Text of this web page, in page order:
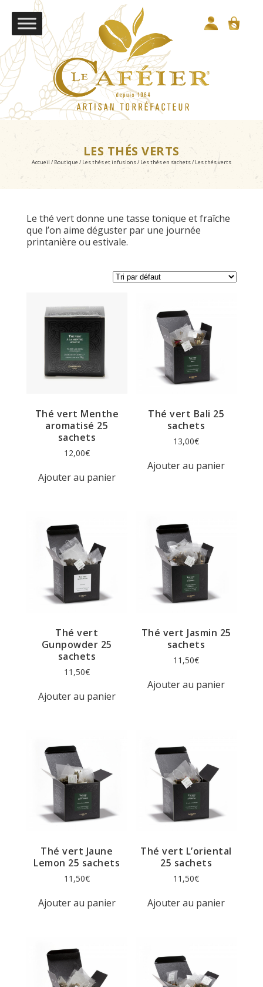
LES THÉS VERTS
Accueil / Boutique / Les thés et infusions/ Les thés en sachets/ Les thés verts
Le thé vert donne une tasse tonique et fraîche
que l’on aime déguster par une journée
printanière ou estivale.
Thé vert Menthe
aromatisé 25
sachets
12,00€
Ajouter au panier
Thé vert Bali 25
sachets
13,00€
Ajouter au panier
Thé vert
Gunpowder 25
sachets
11,50€
Ajouter au panier
Thé vert Jasmin 25
sachets
11,50€
Ajouter au panier
Thé vert Jaune
Lemon 25 sachets
11,50€
Ajouter au panier
Thé vert L’oriental
25 sachets
11,50€
Ajouter au panier